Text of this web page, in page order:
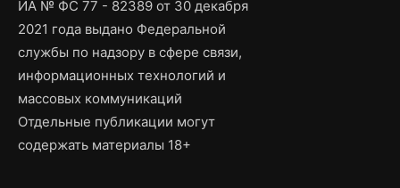
ИА № ФС 77 - 82389 от 30 декабря
2021 года выдано Федеральной
службы по надзору в сфере связи,
информационных технологий и
массовых коммуникаций
Отдельные публикации могут
содержать материалы 18+